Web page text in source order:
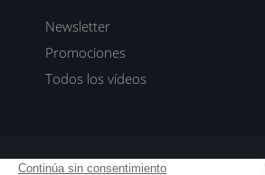
Newsletter
Promociones
Todos los vídeos
ENI elearning